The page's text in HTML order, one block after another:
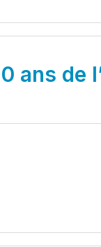
ans de